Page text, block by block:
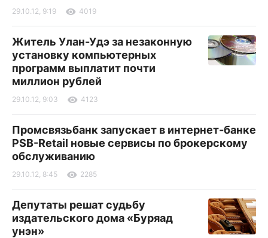
29.10.12, 9:19 4019
Житель Улан-Удэ за незаконную
установку компьютерных
программ выплатит почти
миллион рублей
29.10.12, 9:03 4123
Промсвязьбанк запускает в интернет-банке
PSB-Retail новые сервисы по брокерскому
обслуживанию
29.10.12, 8:45 2285
Депутаты решат судьбу
издательского дома «Буряад
унэн»